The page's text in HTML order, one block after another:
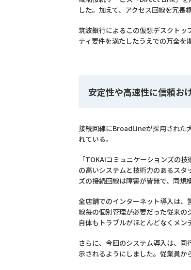
した。加えて、アクセス回線を冗長
筑波銀行によるこの仮想デスクトッ
ティ要件を満たしたうえでの万全を
安定性や高速性に信頼お
接続回線にBroadLineが採用された
れている。
「TOKAIコミュニケーションズの
の高いシステムと技術力のあるス
ズの接続回線は障害が皆無で、同規
全店舗でのインターネット導入は
線毎の個別管理が必要だった従来
自体もトラブルがほとんどなくメン
さらに、今回のシステム導入は、
示されるようにしました。従業員か